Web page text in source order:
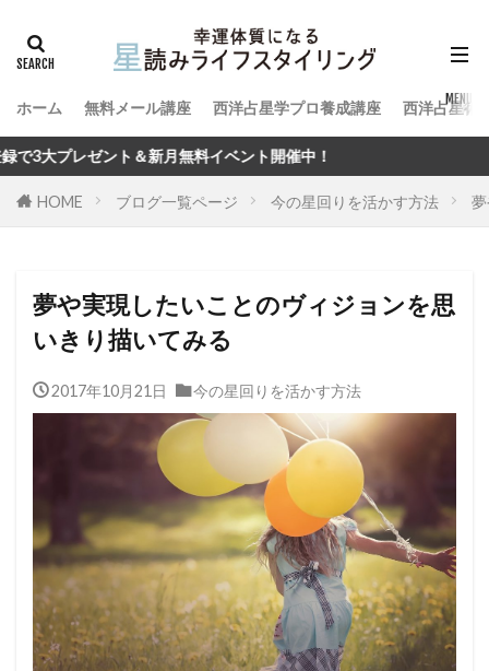
ホーム 無料メール講座 西洋占星学プロ養成講座 西洋占星術
料イベント開催中！
HOME ブログ一覧ページ 今の星回りを活かす方法
夢や実現したいことのヴィジョンを思
いきり描いてみる
2017年10月21日 今の星回りを活かす方法